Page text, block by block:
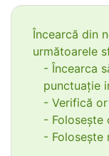
Încearcă din
următoarele
- Încearca
punctuație
- Verifică
- Folosește
- Folosește